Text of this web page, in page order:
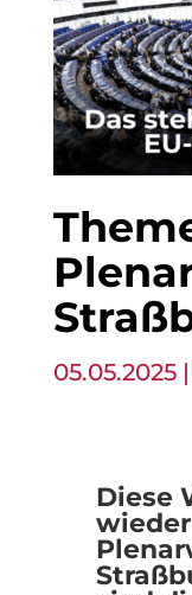
05.05.2025|
Diese